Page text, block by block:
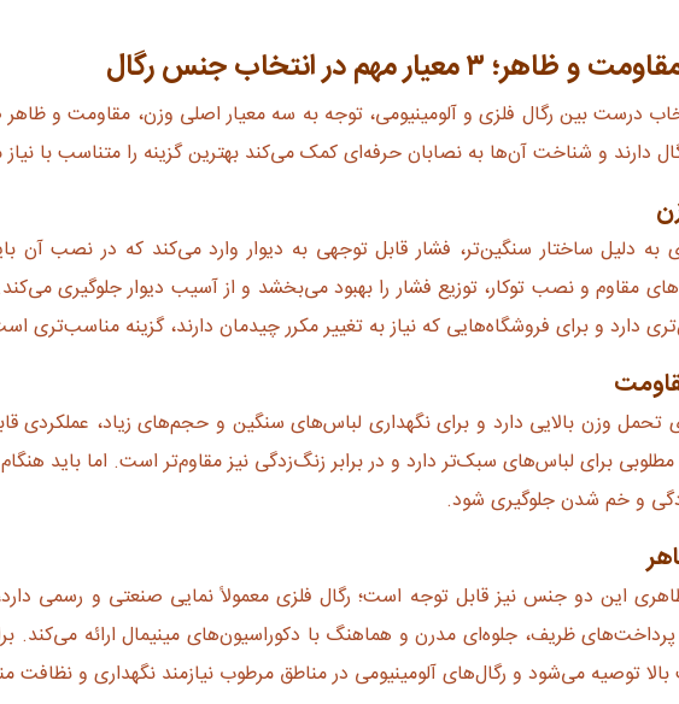
۳ معیار مهم در انتخاب جنس رگال
درست بین رگال فلزی و آلومینیومی، توجه به سه معیار اصلی وزن، مقاومت و
دارند و شناخت آن‌ها به نصابان حرفه‌ای کمک می‌کند بهترین گزینه را متناسب با
به دلیل ساختار سنگین‌تر، فشار قابل توجهی به دیوار وارد می‌کند که در نصب
مقاوم و نصب توکار، توزیع فشار را بهبود می‌بخشد و از آسیب دیوار جلوگیری
دارد و برای فروشگاه‌هایی که نیاز به تغییر مکرر چیدمان دارند، گزینه مناسب‌تری
تحمل وزن بالایی دارد و برای نگهداری لباس‌های سنگین و حجم‌های زیاد، عملکردی
برای لباس‌های سبک‌تر دارد و در برابر زنگ‌زدگی نیز مقاوم‌تر است. اما باید
و خم شدن جلوگیری شود.
این دو جنس نیز قابل توجه است؛ رگال فلزی معمولاً نمایی صنعتی و رسمی
ظریف، جلوه‌ای مدرن و هماهنگ با دکوراسیون‌های مینیمال ارائه می‌کند.
بالا توصیه می‌شود و رگال‌های آلومینیومی در مناطق مرطوب نیازمند نگهداری و نظافت